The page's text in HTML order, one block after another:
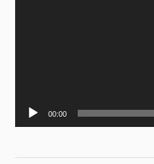
00:00